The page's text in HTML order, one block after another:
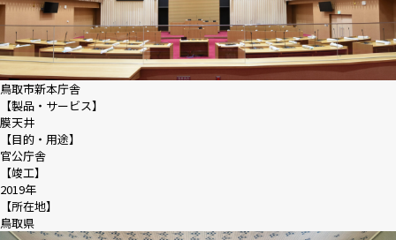
太陽工業コラム
採用情報
ニュース
お問い合わせ
鳥取市新本庁舎
【製品・サービス】
膜天井
【目的・用途】
官公庁舎
【竣工】
2019年
【所在地】
鳥取県